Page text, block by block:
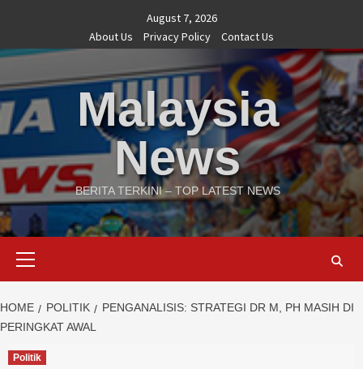
content
August 7, 2026
About Us
Privacy Policy Contact Us
Malaysia
News
BERITA TERKINI – TOP LATEST NEWS
HOME POLITIK
PENGANALISIS: STRATEGI DR M, PH MASIH DI
PERINGKAT AWAL
Politik